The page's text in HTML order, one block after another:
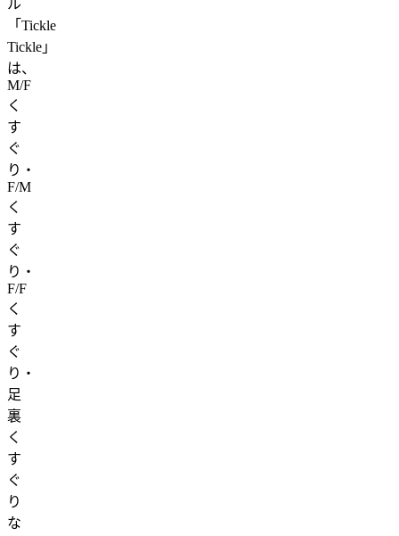
ル
「Tickle
Tickle」
は、
M/F
く
す
ぐ
り・
F/M
く
す
ぐ
り・
F/F
く
す
ぐ
り・
足
裏
く
す
ぐ
り
な